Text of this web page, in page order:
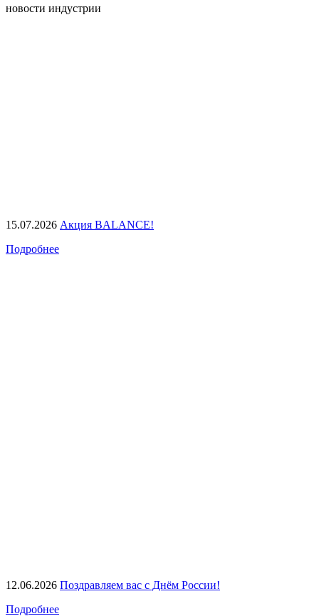
новости индустрии
15.07.2026 Акция BALANCE!
Подробнее
12.06.2026 Поздравляем вас с Днём России!
Подробнее